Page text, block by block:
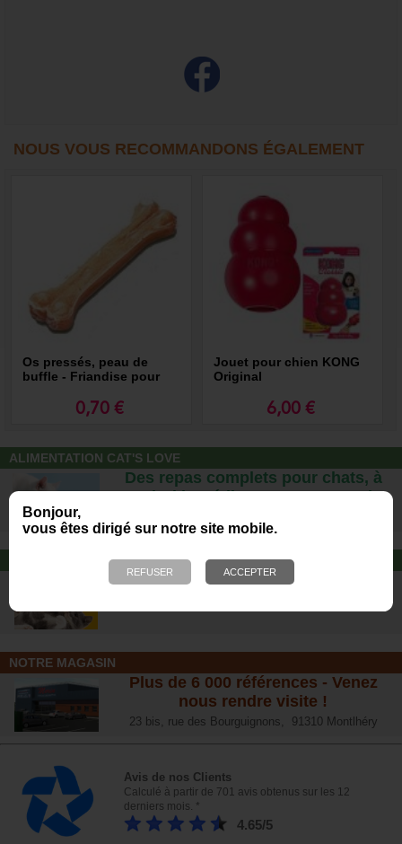
Bonjour,
vous êtes dirigé sur notre site mobile.
NOUS VOUS RECOMMANDONS ÉGALEMENT
Os pressés, peau de
buffle - Friandise pour
0,70 €
Jouet pour chien KONG
Original
6,00 €
ALIMENTATION CAT'S LOVE
Des repas complets pour chats, à
partir d’ingrédients 100% naturels.
JOUET POUR CHAT
Offrez-lui un jouet pour des heures
NOTRE MAGASIN
Plus de 6 000 références - Venez
nous rendre visite !
23 bis, rue des Bourguignons, 91310 Montlhéry
Avis de nos Clients
Calculé à partir de 701 avis obtenus sur les 12
derniers mois. *
4.65/5